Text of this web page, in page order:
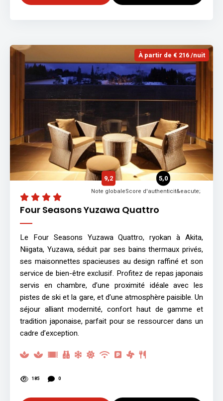
À partir de € 216 /nuit
Four Seasons Yuzawa Quattro
9,2
Note globale
5,0
Score d'authenticit&eacute;
Le Four Seasons Yuzawa Quattro, ryokan à Akita,
Niigata, Yuzawa, séduit par ses bains thermaux privés,
ses maisonnettes spacieuses au design raffiné et son
service de bien-être exclusif. Profitez de repas japonais
servis en chambre, d’une proximité idéale avec les
pistes de ski et la gare, et d’une atmosphère paisible. Un
séjour alliant modernité, confort haut de gamme et
tradition japonaise, parfait pour se ressourcer dans un
cadre d’exception.
185 0